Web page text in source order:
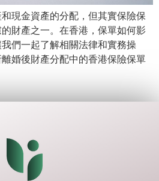
現金資產的分配，但其實保險保
財產之一。在香港，保單如何影
們一起了解相關法律和實務操
婚後財產分配中的香港保險保單